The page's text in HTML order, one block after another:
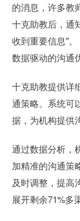
的消息，许多教
十克助教后，通
收到重要信息"。
数据驱动的沟通
十克助教提供详
通策略。系统可
据，为机构提供
通过数据分析，
加精准的沟通策
及时调整，提高
展开剩余71%多